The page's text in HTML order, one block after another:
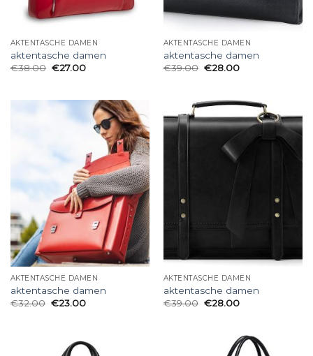
AKTENTASCHE DAMEN
aktentasche damen
€38.00 €27.00
AKTENTASCHE DAMEN
aktentasche damen
€39.00 €28.00
AKTENTASCHE DAMEN
aktentasche damen
€32.00 €23.00
AKTENTASCHE DAMEN
aktentasche damen
€39.00 €28.00